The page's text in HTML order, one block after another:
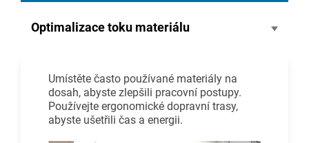
Optimalizace toku materiálu
Umístěte často používané materiály na
dosah, abyste zlepšili pracovní postupy.
Používejte ergonomické dopravní trasy,
abyste ušetřili čas a energii.